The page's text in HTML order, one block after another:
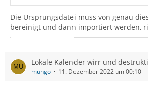
Die Ursprungsdatei muss von genau
bereinigt und dann importiert werden,
Lokale Kalender wirr und
mungo 11. Dezember 2022 um 00:10